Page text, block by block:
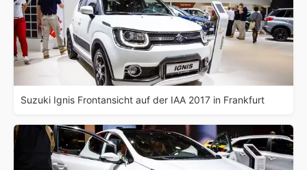
Suzuki Ignis Frontansicht auf der IAA 2017 in Frankfurt